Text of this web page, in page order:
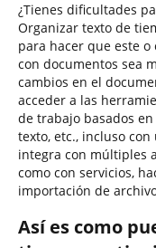
¿Tienes dificultades
Organizar texto de
para hacer que este
con documentos sea
cambios en el
acceder a las
de trabajo basados
texto, etc., incluso
integra con múltiples
como con servicios,
importación de
Así es como